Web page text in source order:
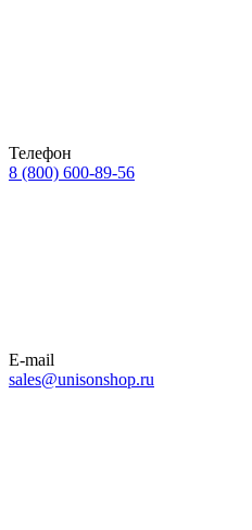
Телефон
8 (800) 600-89-56
E-mail
sales@unisonshop.ru